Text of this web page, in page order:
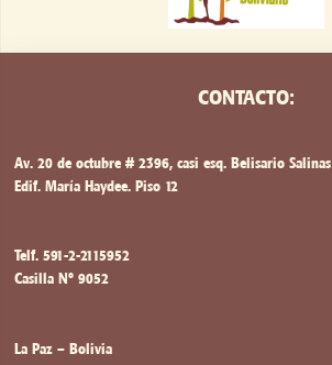
CONTACTO:
Av. 20 de octubre # 2396, casi esq. Belisario Salinas
Edif. María Haydee. Piso 12
Telf. 591-2-2115952
Casilla Nº 9052
La Paz – Bolivia